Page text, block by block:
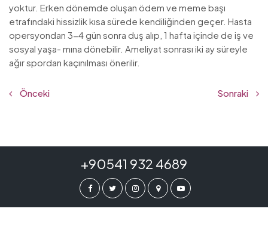
yoktur. Erken dönemde oluşan ödem ve meme başı
etrafındaki hissizlik kısa sürede kendiliğinden geçer. Hasta
opersyondan 3-4 gün sonra duş alıp, 1 hafta içinde de iş ve
sosyal yaşa- mına dönebilir. Ameliyat sonrası iki ay süreyle
ağır spordan kaçınılması önerilir.
Önceki Sonraki
+90541 932 4689